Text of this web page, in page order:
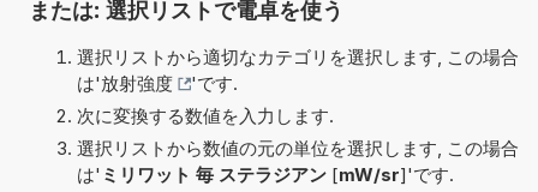
または: 選択リストで電卓を使う
選択リストから適切なカテゴリを選択します, この場合
は'放射強度
'です.
次に変換する数値を入力します.
選択リストから数値の元の単位を選択します, この場合
は' ミリワット 毎 ステラジアン[mW/sr]'です.